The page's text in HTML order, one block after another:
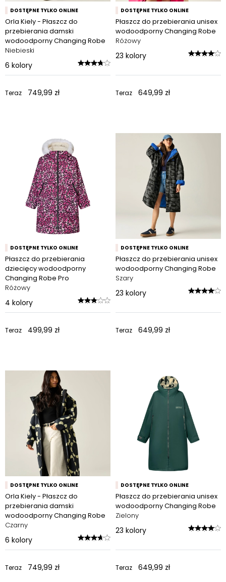
DOSTĘPNE TYLKO ONLINE
Orla Kiely - Płaszcz do
przebierania damski
wodoodporny Changing Robe
Niebieski
6 kolory
Teraz 749,99 zł
DOSTĘPNE TYLKO ONLINE
Płaszcz do przebierania unisex
wodoodporny Changing Robe
Różowy
23 kolory
Teraz 649,99 zł
DOSTĘPNE TYLKO ONLINE
Płaszcz do przebierania
dziecięcy wodoodporny
Changing Robe Pro
Różowy
4 kolory
Teraz 499,99 zł
DOSTĘPNE TYLKO ONLINE
Płaszcz do przebierania unisex
wodoodporny Changing Robe
Szary
23 kolory
Teraz 649,99 zł
DOSTĘPNE TYLKO ONLINE
Orla Kiely - Płaszcz do
przebierania damski
wodoodporny Changing Robe
Czarny
6 kolory
Teraz 749,99 zł
DOSTĘPNE TYLKO ONLINE
Płaszcz do przebierania unisex
wodoodporny Changing Robe
Zielony
23 kolory
Teraz 649,99 zł